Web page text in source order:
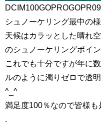
シュノーケリング最中の
天候はカラッとした晴れ
のシュノーケリングポイ
これでも十分ですが年に
ルのように濁りゼロで透
^_^
満足度100％なので皆様も
.